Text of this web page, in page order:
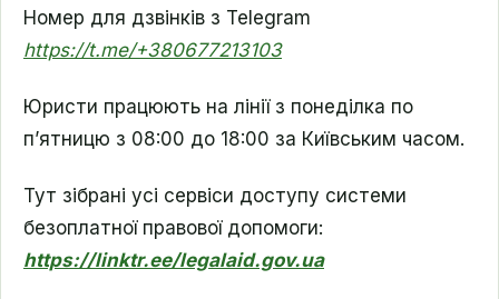
Номер для дзвінків з Telegram
https://t.me/+380677213103
Юристи працюють на лінії з понеділка по
п’ятницю з 08:00 до 18:00 за Київським часом.
Тут зібрані усі сервіси доступу системи
безоплатної правової допомоги:
https://linktr.ee/legalaid.gov.ua